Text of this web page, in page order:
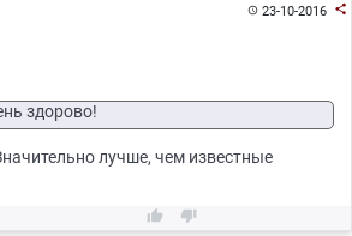
23-10-2016 
здорово!
лучше, чем известные
 